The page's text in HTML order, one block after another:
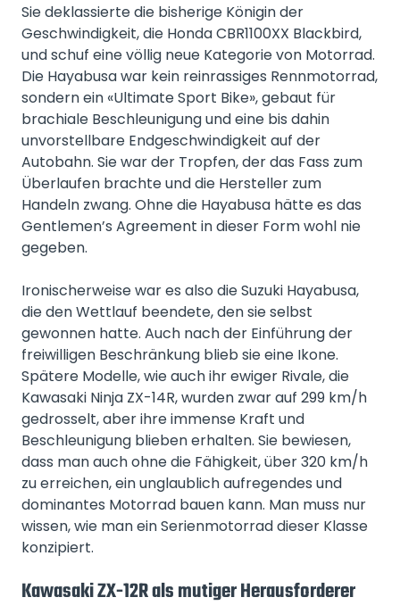
Sie deklassierte die bisherige Königin der
Geschwindigkeit, die Honda CBR1100XX Blackbird,
und schuf eine völlig neue Kategorie von Motorrad.
Die Hayabusa war kein reinrassiges Rennmotorrad,
sondern ein «Ultimate Sport Bike», gebaut für
brachiale Beschleunigung und eine bis dahin
unvorstellbare Endgeschwindigkeit auf der
Autobahn. Sie war der Tropfen, der das Fass zum
Überlaufen brachte und die Hersteller zum
Handeln zwang. Ohne die Hayabusa hätte es das
Gentlemen’s Agreement in dieser Form wohl nie
gegeben.
Ironischerweise war es also die Suzuki Hayabusa,
die den Wettlauf beendete, den sie selbst
gewonnen hatte. Auch nach der Einführung der
freiwilligen Beschränkung blieb sie eine Ikone.
Spätere Modelle, wie auch ihr ewiger Rivale, die
Kawasaki Ninja ZX-14R, wurden zwar auf 299 km/h
gedrosselt, aber ihre immense Kraft und
Beschleunigung blieben erhalten. Sie bewiesen,
dass man auch ohne die Fähigkeit, über 320 km/h
zu erreichen, ein unglaublich aufregendes und
dominantes Motorrad bauen kann. Man muss nur
wissen, wie man ein Serienmotorrad dieser Klasse
konzipiert.
Kawasaki ZX-12R als mutiger Herausforderer